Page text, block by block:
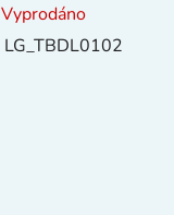
Vyprodáno
LG_TBDL0102